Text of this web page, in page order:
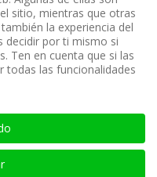
1696 y 2665-3508
sitio, mientras que otras
la experiencia del
decidir por ti mismo si
Ten en cuenta que si las
todas las funcionalidades